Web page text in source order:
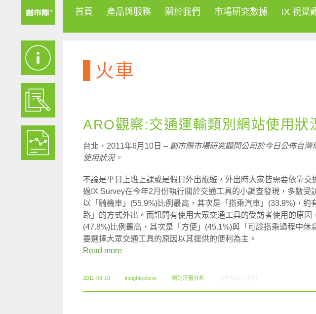
首頁 產品與服務 關於我們 市場研究數據 IX 視覺
火車
ARO觀察:交通運輸類別網站使用狀
台北，2011年6月10日 – 創市際市場研究顧問公司於今日公佈台灣
使用狀況。
不論是平日上班上課或是假日外出旅遊，外出時大家皆需要依靠交
過IX Survey在今年2月份執行關於交通工具的小調查發現，多數受
以「騎機車」(55.9%)比例最高，其次是「搭乘汽車」(33.9%)，約
路」的方式外出。而訊問有使用大眾交通工具的受訪者使用的原因
(47.8%)比例最高，其次是「方便」(45.1%)與「可趁搭乘過程中休
要選擇大眾交通工具的原因以其提供的便利為主。
Read more
2011-06-10 insightxplorer 網站流量分析